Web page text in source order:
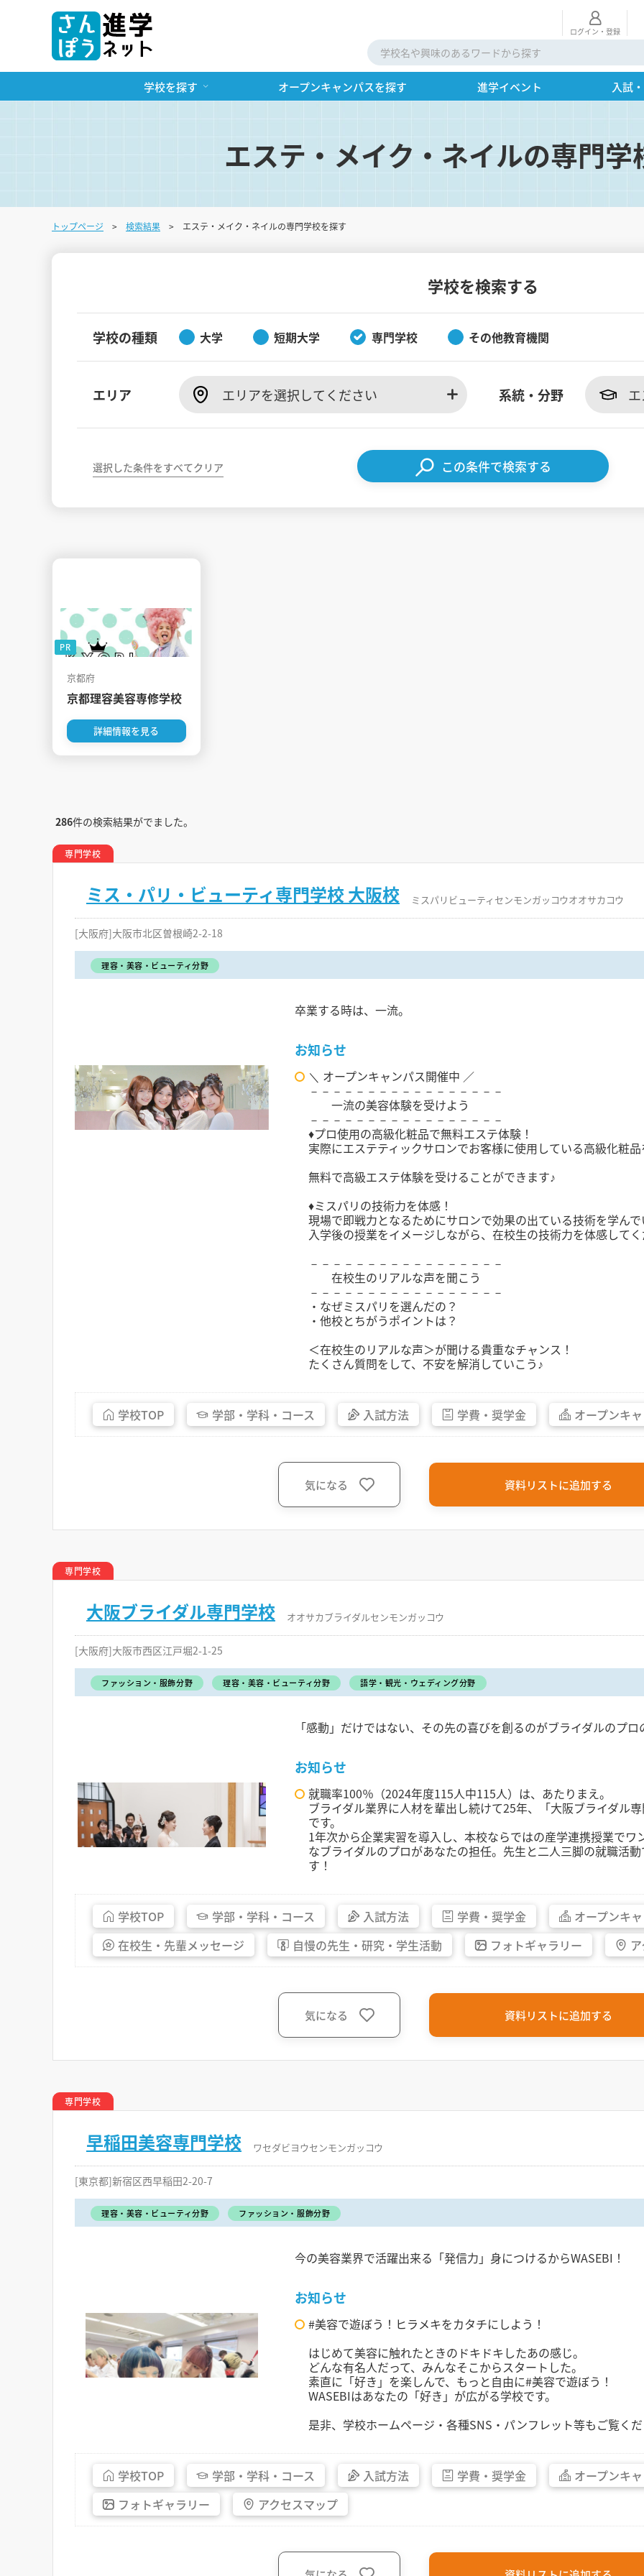
ログイン・登録
学校を探す オープンキャンパスを探す 進学イベント 入試
エステ・メイク・ネイルの専門学
トップページ 検索結果 エステ・メイク・ネイルの専門学校を探す
学校を検索する
学校の種類 大学 短期大学 専門学校 その他教育機関
エリア エリアを選択してください 系統・分野
この条件で検索する
選択した条件をすべてクリア
京都府
京都理容美容専修学校
詳細情報を見る
PR
286件の検索結果がでました。
専門学校
ミス・パリ・ビューティ専門学校 大阪校 ミスパリビューティセンモンガッコウオオサカコウ
[大阪府]大阪市北区曽根崎2-2-18
理容・美容・ビューティ分野
卒業する時は、一流。
お知らせ
＼ オープンキャンパス開催中 ／
－－－－－－－－－－－－－－－－－
一流の美容体験を受けよう
－－－－－－－－－－－－－－－－－
♦プロ使用の高級化粧品で無料エステ体験！
実際にエステティックサロンでお客様に使用している高級化粧
無料で高級エステ体験を受けることができます♪
♦ミスパリの技術力を体感！
現場で即戦力となるためにサロンで効果の出ている技術を学んで
入学後の授業をイメージしながら、在校生の技術力を体感して
－－－－－－－－－－－－－－－－－
在校生のリアルな声を聞こう
－－－－－－－－－－－－－－－－－
・なぜミスパリを選んだの？
・他校とちがうポイントは？
＜在校生のリアルな声＞が聞ける貴重なチャンス！
たくさん質問をして、不安を解消していこう♪
学校TOP 学部・ 学科・ コース 入試方法 学費・ 奨学金 オープンキ
気になる 資料リストに追加する
専門学校
大阪ブライダル専門学校 オオサカブライダルセンモンガッコウ
[大阪府]大阪市西区江戸堀2-1-25
ファッション・服飾分野 理容・美容・ビューティ分野 語学・観光・ウェディング分野
「感動」だけではない、その先の喜びを創るのがブライダルのプロ
お知らせ
就職率100％（2024年度115人中115人）は、あたりまえ。
ブライダル業界に人材を輩出し続けて25年、「大阪ブライダル
です。
1年次から企業実習を導入し、本校ならではの産学連携授業で
なブライダルのプロがあなたの担任。先生と二人三脚の就職活
す！
学校TOP 学部・ 学科・ コース 入試方法 学費・ 奨学金 オープンキ
在校生・ 先輩メッセージ 自慢の先生・ 研究・ 学生活動 フォトギャラリー
気になる 資料リストに追加する
専門学校
早稲田美容専門学校 ワセダビヨウセンモンガッコウ
[東京都]新宿区西早稲田2-20-7
理容・美容・ビューティ分野 ファッション・服飾分野
今の美容業界で活躍出来る「発信力」身につけるからWASEBI！
お知らせ
#美容で遊ぼう！ヒラメキをカタチにしよう！
はじめて美容に触れたときのドキドキしたあの感じ。
どんな有名人だって、みんなそこからスタートした。
素直に「好き」を楽しんで、もっと自由に#美容で遊ぼう！
WASEBIはあなたの「好き」が広がる学校です。
是非、学校ホームページ・各種SNS・パンフレット等もご覧く
学校TOP 学部・ 学科・ コース 入試方法 学費・ 奨学金 オープンキ
フォトギャラリー アクセスマップ